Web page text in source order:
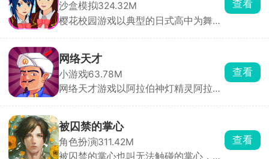
是，几轮下来神灯就会猜到这个人。除
了最基础的问答，游戏还设置了很多其
沙盒模拟324.32M
樱花校园游戏以典型的日式高中为舞
氛围。自由探索庞大的校园地图，体验
丰富而真实的日式校园生活，参加各种
比赛获得，与同学互动聊天、结伴行
动，体验从早到晚的完整校园流程。
查看
网络天才
小游戏63.78M
网络天才游戏以阿拉伯神灯精灵阿拉丁
中所想。完成任务可以让阿拉丁完成你
所许的愿望，如若你战胜了灯神，还能
获得神秘奖励哟。
查看
被囚禁的掌心
角色扮演311.42M
被囚禁的掌心也叫无法触碰的掌心，玩
查看